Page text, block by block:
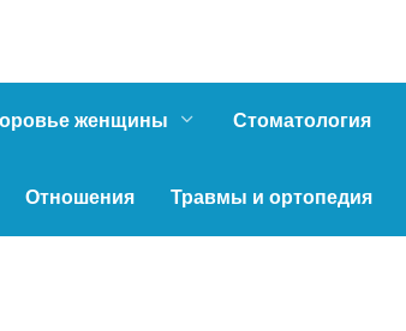
женщины Стоматология
Отношения Травмы и ортопедия